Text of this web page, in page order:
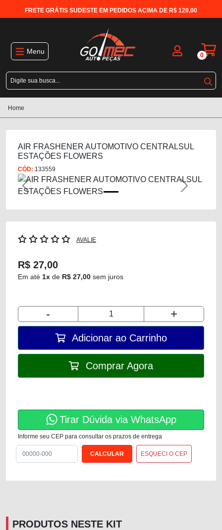
FRETE GRÁTIS SUDESTE EM PEDIDOS ACIMA DE R$ 120,00
Menu 0
Home
AIR FRASHENER AUTOMOTIVO CENTRALSUL
ESTAÇÕES FLOWERS
CÓD: 133559
Previous Next
AVALIE
R$ 27,00
Em até 1x de R$ 27,00 sem juros
- +
Adicionar ao Carrinho
Comprar Agora
Tirar Dúvida via WhatsApp
Informe seu CEP para consultar os prazos de entrega
ESQUECI O CEP
PRODUTOS NESTE KIT